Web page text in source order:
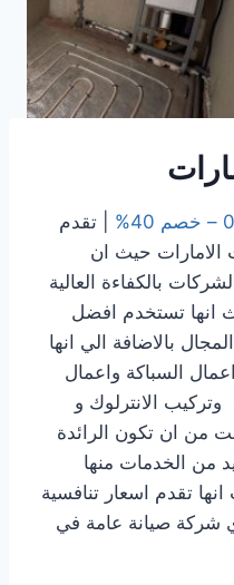
| تقدم
الامارات حيث ان
بالكفاءة العالية
انها تستخدم افضل
بالاضافة الي انها
السباكة واعمال
وتركيب الانترلوك و
من ان تكون الرائدة
من الخدمات منها
تقدم اسعار تنافسية
شركة صيانة عامة في